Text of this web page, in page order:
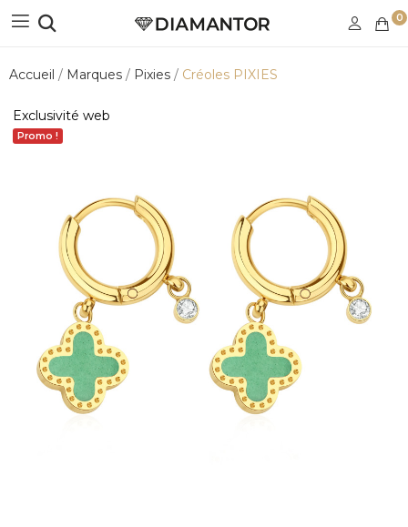
0
Accueil Marques Pixies Créoles PIXIES
Exclusivité web
Promo !